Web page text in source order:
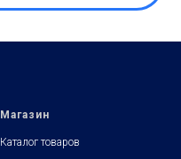
Магазин
Каталог товаров